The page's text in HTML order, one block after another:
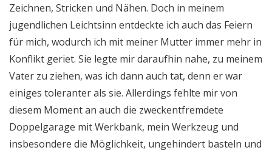
Zeichnen, Stricken und Nähen. Doch in meinem
jugendlichen Leichtsinn entdeckte ich auch das Feiern
für mich, wodurch ich mit meiner Mutter immer mehr in
Konflikt geriet. Sie legte mir daraufhin nahe, zu meinem
Vater zu ziehen, was ich dann auch tat, denn er war
einiges toleranter als sie. Allerdings fehlte mir von
diesem Moment an auch die zweckentfremdete
Doppelgarage mit Werkbank, mein Werkzeug und
insbesondere die Möglichkeit, ungehindert basteln und